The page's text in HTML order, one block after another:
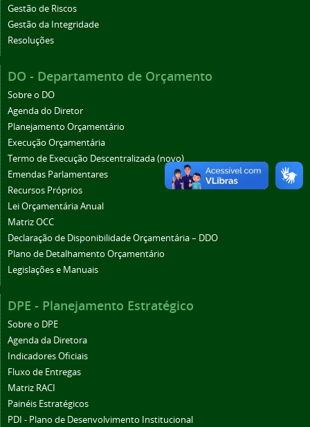
Gestão de Riscos
Gestão da Integridade
Resoluções
DO - Departamento de Orçamento
Sobre o DO
Agenda do Diretor
Planejamento Orçamentário
Execução Orçamentária
Termo de Execução Descentralizada (novo)
Emendas Parlamentares
Recursos Próprios
Lei Orçamentária Anual
Matriz OCC
Declaração de Disponibilidade Orçamentária – DDO
Plano de Detalhamento Orçamentário
Legislações e Manuais
DPE - Planejamento Estratégico
Sobre o DPE
Agenda da Diretora
Indicadores Oficiais
Fluxo de Entregas
Matriz RACI
Painéis Estratégicos
PDI - Plano de Desenvolvimento Institucional